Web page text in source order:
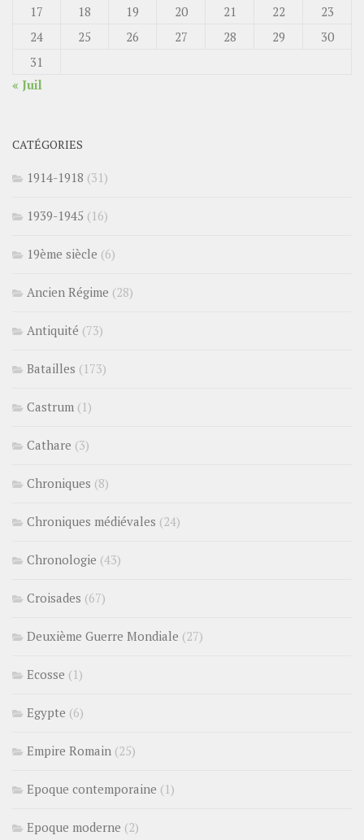
17
18 19 20 21 22
23
24
25 26 27 28 29
30
31
« Juil
CATÉGORIES
1914-1918 (31)
1939-1945 (16)
19ème siècle (6)
Ancien Régime (28)
Antiquité (73)
Batailles (173)
Castrum (1)
Cathare (3)
Chroniques (8)
Chroniques médiévales (24)
Chronologie (43)
Croisades (67)
Deuxième Guerre Mondiale (27)
Ecosse (1)
Egypte (6)
Empire Romain (25)
Epoque contemporaine (1)
Epoque moderne (2)